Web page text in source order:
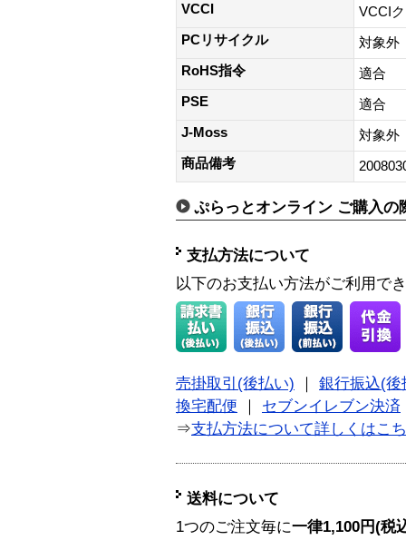
VCCI
VCCI
PCリサイクル
対象外
RoHS指令
適合
PSE
適合
J-Moss
対象外
商品備考
ぷらっとオンライン ご購入の
支払方法について
以下のお支払い方法がご利用で
売掛取引(後払い)
銀行振込(後
換宅配便
セブンイレブン決済
⇒支払方法について詳しくはこ
送料について
1つのご注文毎に一律1,100円(税